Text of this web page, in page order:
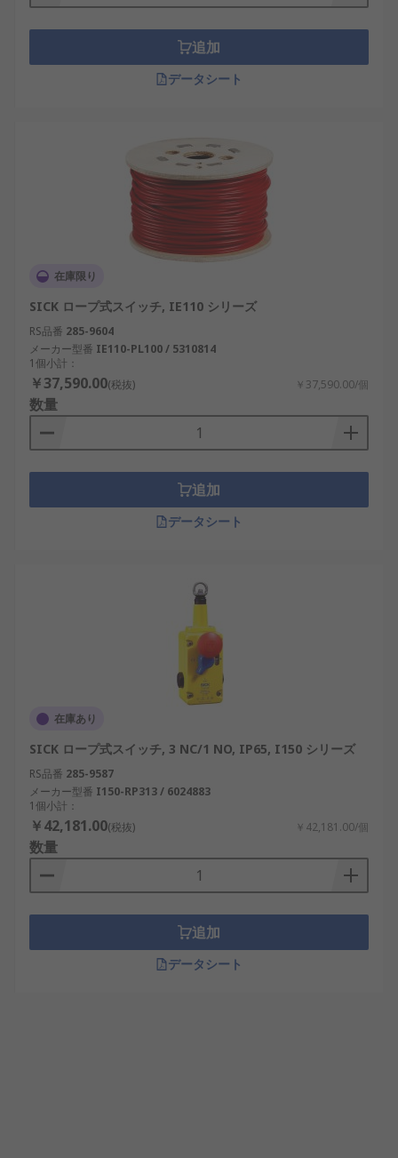
追加
データシート
在庫限り
SICK ロープ式スイッチ, IE110 シリーズ
RS品番 285-9604
メーカー型番 IE110-PL100 / 5310814
1個小計：
￥37,590.00(税抜) ￥37,590.00/個
数量
追加
データシート
在庫あり
SICK ロープ式スイッチ, 3 NC/1 NO, IP65, I150 シリーズ
RS品番 285-9587
メーカー型番 I150-RP313 / 6024883
1個小計：
￥42,181.00(税抜) ￥42,181.00/個
数量
追加
データシート